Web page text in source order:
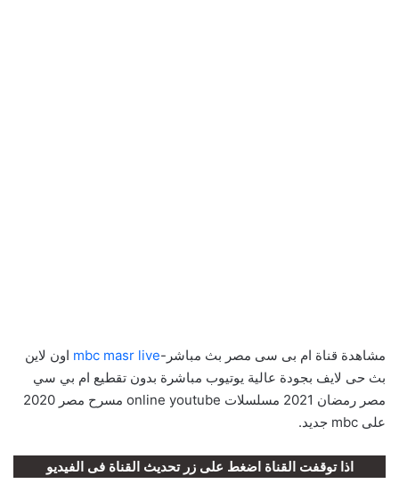
مشاهدة قناة ام بى سى مصر بث مباشر-mbc masr live اون لاين
بث حى لايف بجودة عالية يوتيوب مباشرة بدون تقطيع ام بي سي
مصر رمضان 2021 مسلسلات online youtube مسرح مصر 2020
على mbc جديد.
اذا توقفت القناة اضغط على زر تحديث القناة فى الفيديو